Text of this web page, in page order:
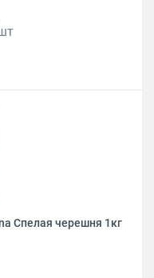
Спелая черешня 1кг